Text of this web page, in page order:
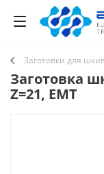
Заготовки для
Заготовка
Z=21, EMT